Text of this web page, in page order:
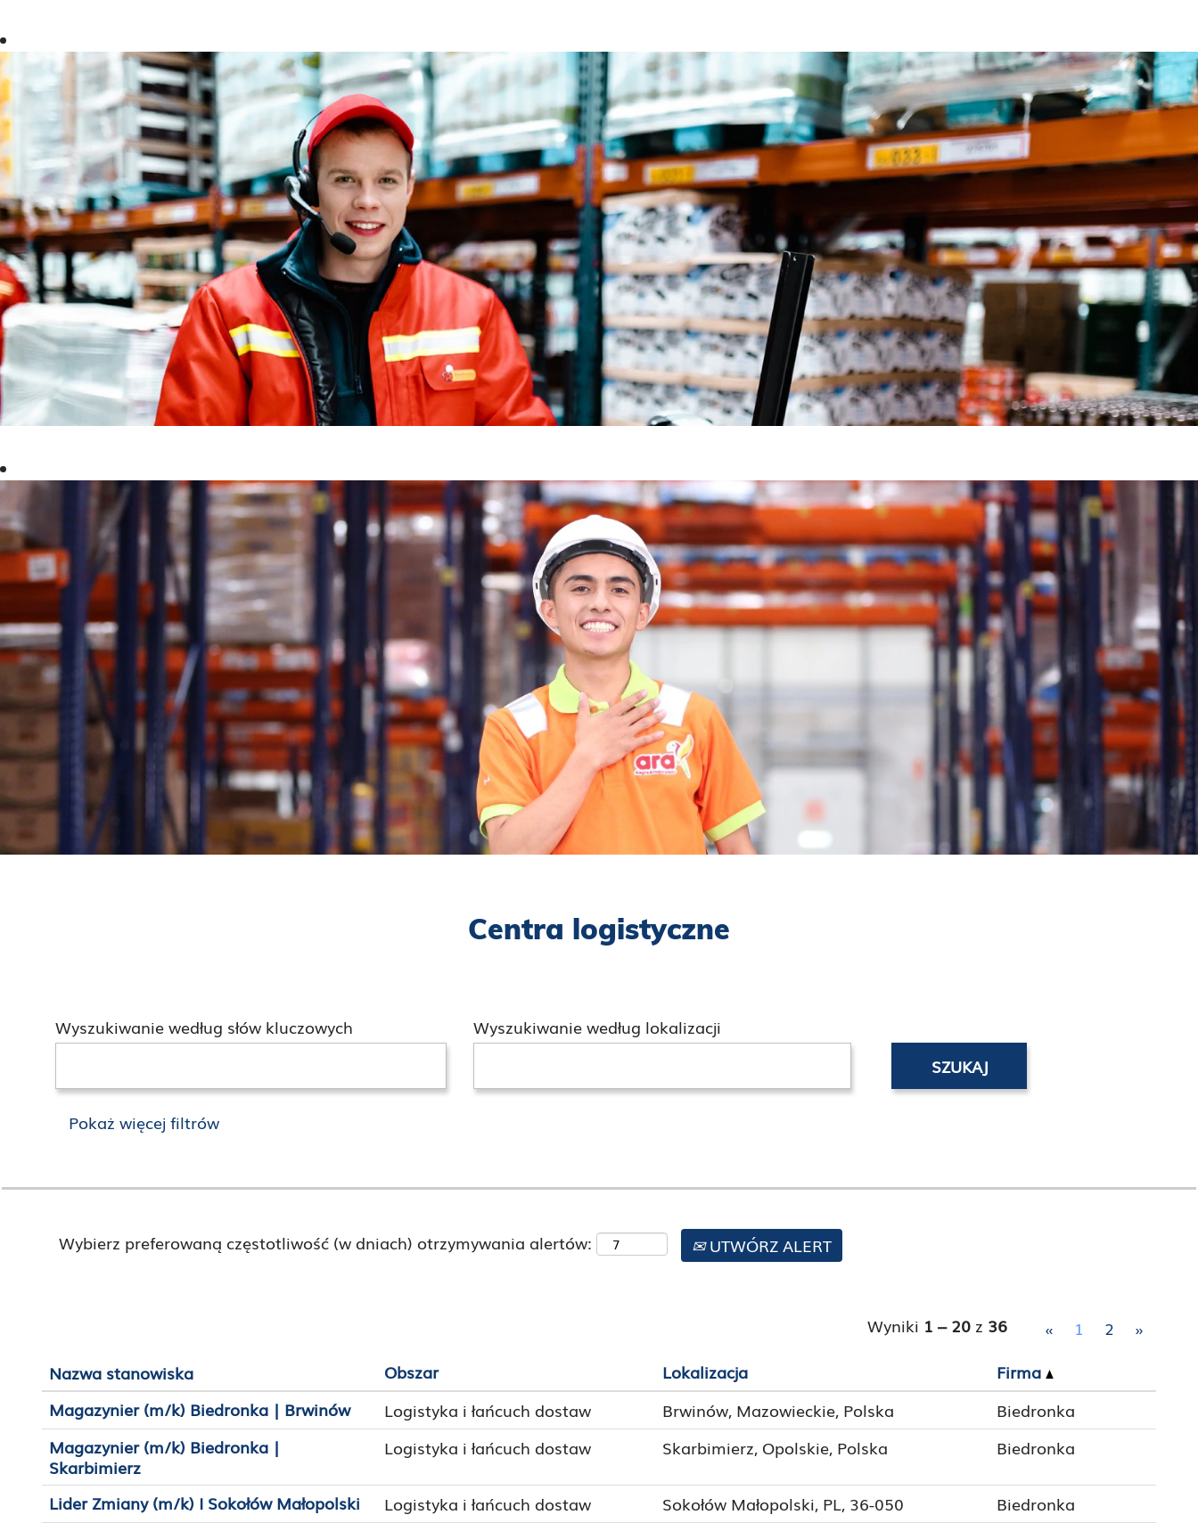
Centra logistyczne
Wyszukiwanie według słów kluczowych Wyszukiwanie według lokalizacji
Pokaż więcej filtrów
Wybierz preferowaną częstotliwość (w dniach) otrzymywania alertów: UTWÓRZ ALERT
Wyniki 1 – 20 z 36 « 1 2
»
Nazwa stanowiska
Obszar Lokalizacja
Firma
Magazynier (m/k) Biedronka | Brwinów
Logistyka i łańcuch dostaw Brwinów, Mazowieckie, Polska
Biedronka
Magazynier (m/k) Biedronka |
Skarbimierz
Logistyka i łańcuch dostaw Skarbimierz, Opolskie, Polska Biedronka
Lider Zmiany (m/k) I Sokołów Małopolski Logistyka i łańcuch dostaw Sokołów Małopolski, PL, 36-050
Biedronka